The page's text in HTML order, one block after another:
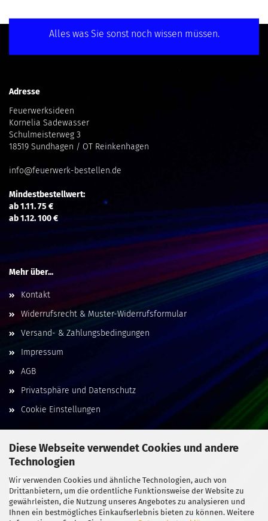
Diese Webseite verwendet Cookies und andere
Technologien
Wir verwenden Cookies und ähnliche Technologien, auch von
Drittanbietern, um die ordentliche Funktionsweise der Website zu
gewährleisten, die Nutzung unseres Angebotes zu analysieren und
Ihnen ein bestmögliches Einkaufserlebnis bieten zu können. Weitere
Alles was Sie sonst noch wissen müssen.
Adresse
Feuerwerksideen
Kornelia Sadewasser
Schulmeisterweg 3
18519 Sundhagen / OT Reinkenhagen
info@feuerwerk-bestellen.de
Mindestbestellwert:
ab 1.11. 75 €
ab 1.12. 100 €
Mehr über...
Kontakt
Widerrufsrecht & Muster-Widerrufsformular
Versand- & Zahlungsbedingungen
Impressum
AGB
Privatsphäre und Datenschutz
Cookie Einstellungen
Social Media